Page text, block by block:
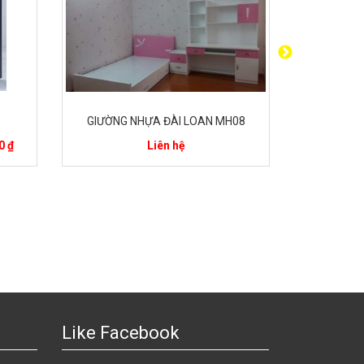
₫
GIƯỜNG NHỰA ĐÀI LOAN MH08
Liên hệ
Like Facebook